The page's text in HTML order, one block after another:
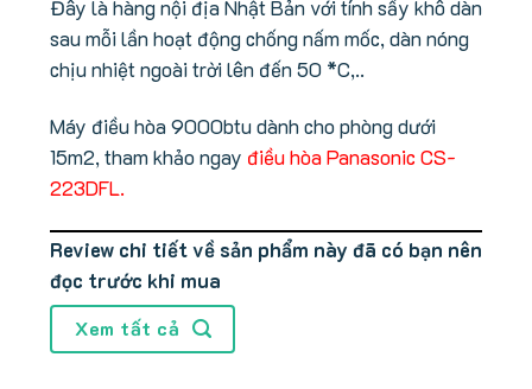
Đây là hàng nội địa Nhật Bản với tính sấy khô dàn
sau mỗi lần hoạt động chống nấm mốc, dàn nóng
chịu nhiệt ngoài trời lên đến 50 *C,..
Máy điều hòa 9000btu dành cho phòng dưới
15m2, tham khảo ngay điều hòa Panasonic CS-
223DFL.
Review chi tiết về sản phẩm này đã có bạn nên
đọc trước khi mua
Xem tất cả